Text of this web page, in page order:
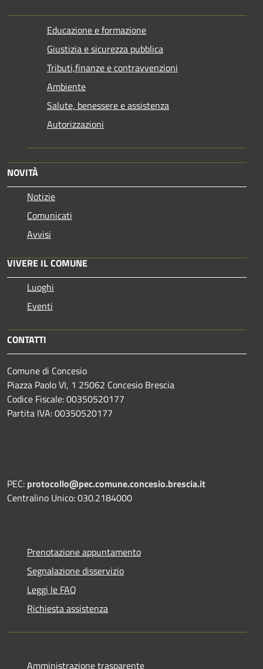
Educazione e formazione
Giustizia e sicurezza pubblica
Tributi,finanze e contravvenzioni
Ambiente
Salute, benessere e assistenza
Autorizzazioni
NOVITÀ
Notizie
Comunicati
Avvisi
VIVERE IL COMUNE
Luoghi
Eventi
CONTATTI
Comune di Concesio
Piazza Paolo VI, 1 25062 Concesio Brescia
Codice Fiscale: 00350520177
Partita IVA: 00350520177
PEC: protocollo@pec.comune.concesio.brescia.it
Centralino Unico: 030.2184000
Prenotazione appuntamento
Segnalazione disservizio
Leggi le FAQ
Richiesta assistenza
Amministrazione trasparente